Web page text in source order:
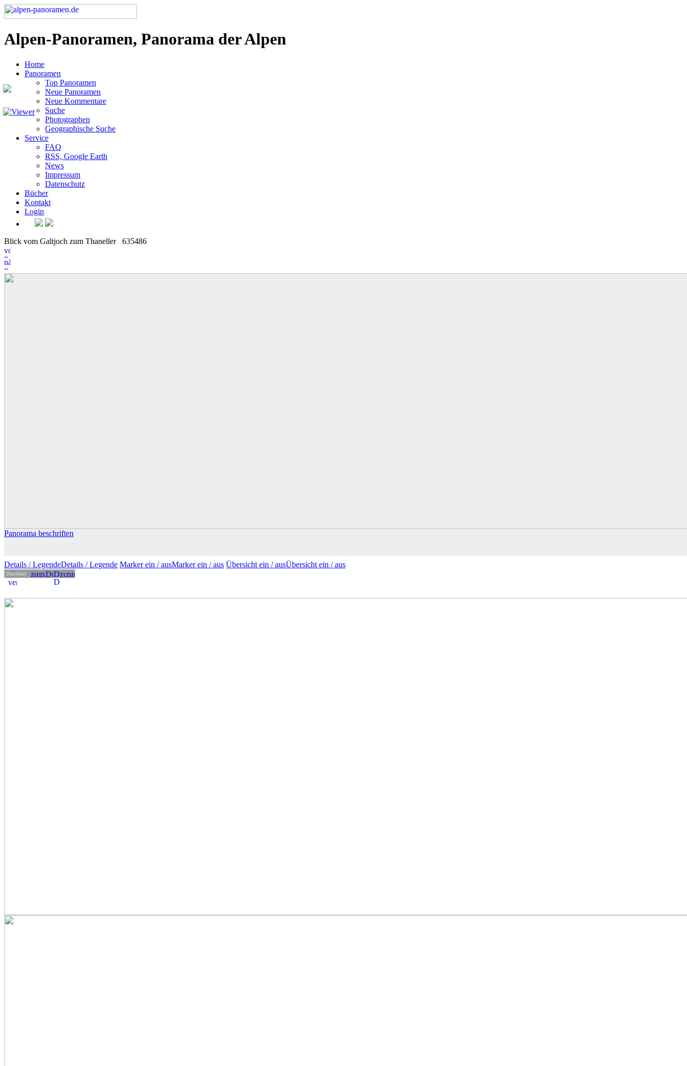
Alpen-Panoramen, Panorama der Alpen
Home
Panoramen
Top Panoramen
Neue Panoramen
Neue Kommentare
Suche
Photographen
Geographische Suche
Service
FAQ
RSS, Google Earth
News
Impressum
Datenschutz
Bücher
Kontakt
Login
Blick vom Galtjoch zum Thaneller 635486
Panorama beschriften
Details / LegendeDetails /Legende Marker ein /ausMarkerein / aus Übersicht ein /ausÜbersicht ein / aus
Durchlauf: